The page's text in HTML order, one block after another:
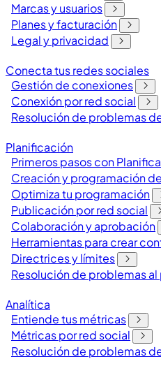
Marcas y usuarios
Planes y facturación
Legal y privacidad
Conecta tus redes sociales
Gestión de conexiones
Conexión por red social
Resolución de problemas
Planificación
Primeros pasos con
Creación y programación
Optimiza tu programación
Publicación por red social
Colaboración y aprobación
Herramientas para crear
Directrices y límites
Resolución de problemas
Analítica
Entiende tus métricas
Métricas por red social
Resolución de problemas